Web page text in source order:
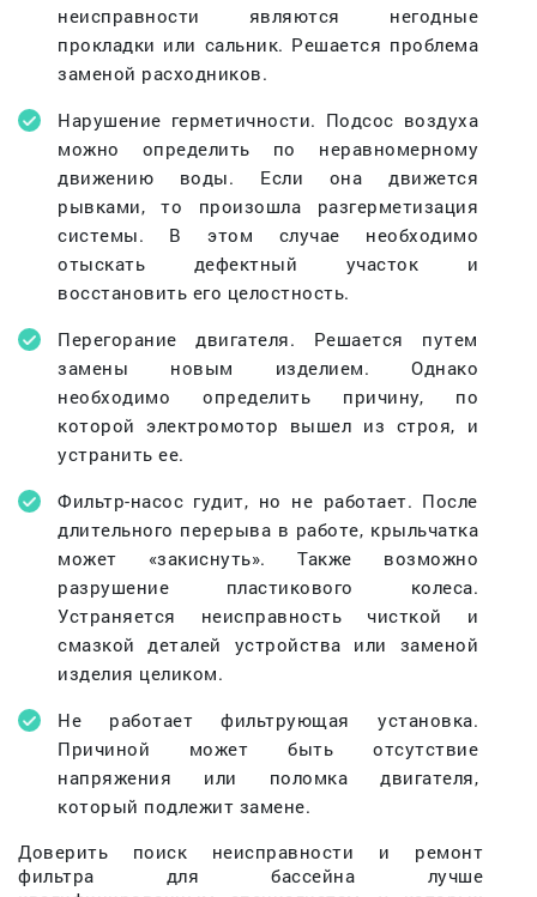
неисправности являются негодные
прокладки или сальник. Решается проблема
заменой расходников.
Нарушение герметичности. Подсос воздуха
можно определить по неравномерному
движению воды. Если она движется
рывками, то произошла разгерметизация
системы. В этом случае необходимо
отыскать дефектный участок и
восстановить его целостность.
Перегорание двигателя. Решается путем
замены новым изделием. Однако
необходимо определить причину, по
которой электромотор вышел из строя, и
устранить ее.
Фильтр-насос гудит, но не работает. После
длительного перерыва в работе, крыльчатка
может «закиснуть». Также возможно
разрушение пластикового колеса.
Устраняется неисправность чисткой и
смазкой деталей устройства или заменой
изделия целиком.
Не работает фильтрующая установка.
Причиной может быть отсутствие
напряжения или поломка двигателя,
который подлежит замене.
Доверить поиск неисправности и ремонт
фильтра для бассейна лучше